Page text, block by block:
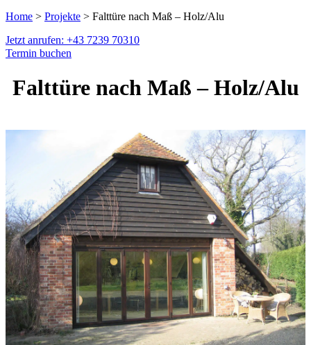
Home > Projekte > Falttüre nach Maß – Holz/Alu
Jetzt anrufen: +43 7239 70310
Termin buchen
Falttüre nach Maß – Holz/Alu